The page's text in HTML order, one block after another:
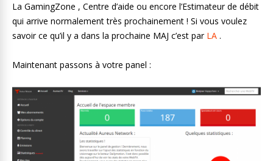
La GamingZone , Centre d’aide ou encore l’Estimateur de débit
qui arrive normalement très prochainement ! Si vous voulez
savoir ce qu’il y a dans la prochaine MAJ c’est par LA .
Maintenant passons à votre panel :